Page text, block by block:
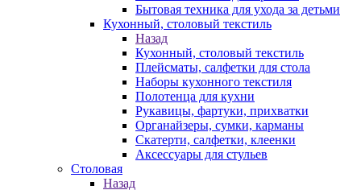
Бытовая техника для ухода за детьми
Кухонный, столовый текстиль
Назад
Кухонный, столовый текстиль
Плейсматы, салфетки для стола
Наборы кухонного текстиля
Полотенца для кухни
Рукавицы, фартуки, прихватки
Органайзеры, сумки, карманы
Скатерти, салфетки, клеенки
Аксессуары для стульев
Столовая
Назад